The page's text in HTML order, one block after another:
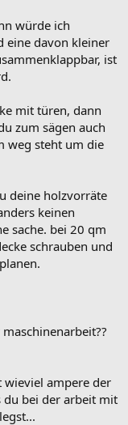
würde ich
eine davon kleiner
ist
mit türen, dann
zum sägen auch
weg steht um die
deine holzvorräte
keinen
sache. bei 20 qm
schrauben und
ampere der
du bei der arbeit mit